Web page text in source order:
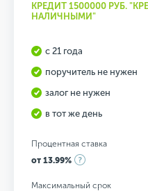
КРЕДИТ 1500000 РУБ.
НАЛИЧНЫМИ"
с 21 года
поручитель не нужен
залог не нужен
в тот же день
Процентная ставка
от 13.99%
Максимальный срок